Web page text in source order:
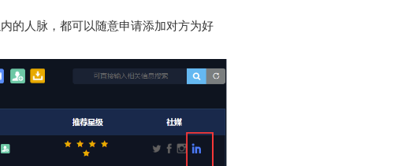
的人脉，都可以随意申请添加对方为好